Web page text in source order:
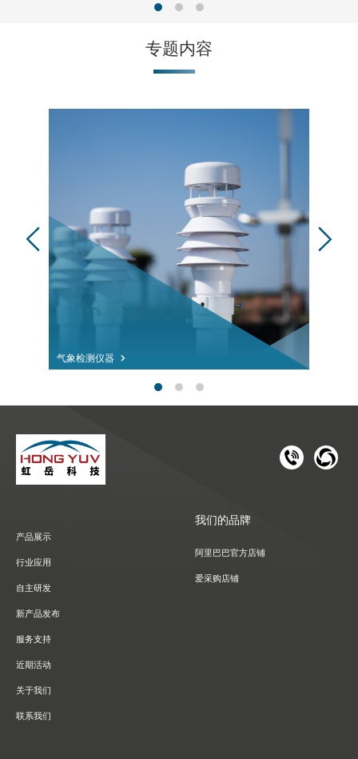
专题内容
气象检测仪器
181 1126
028-
产品展示
行业应用
自主研发
新产品发布
服务支持
近期活动
关于我们
联系我们
我们的品牌
阿里巴巴官方店铺
爱采购店铺